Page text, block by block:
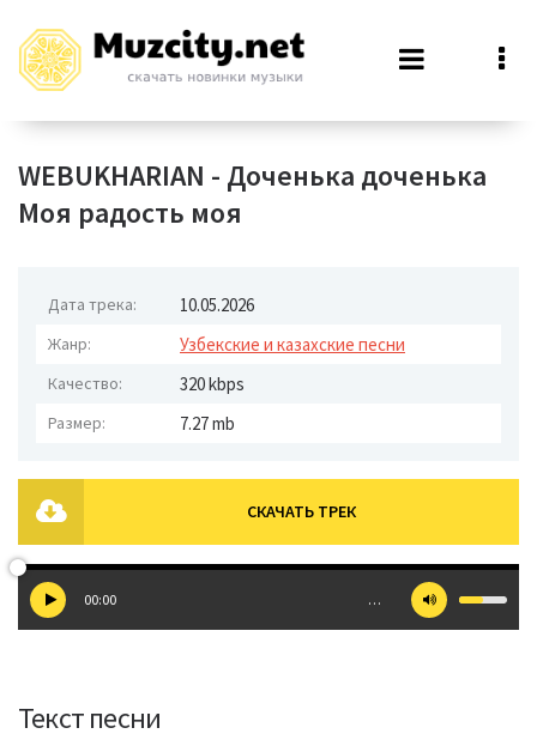
WEBUKHARIAN - Доченька доченька
Моя радость моя
Дата трека: 10.05.2026
Жанр: Узбекские и казахские песни
Качество: 320 kbps
Размер: 7.27 mb
СКАЧАТЬ ТРЕК
00:00 …
Текст песни